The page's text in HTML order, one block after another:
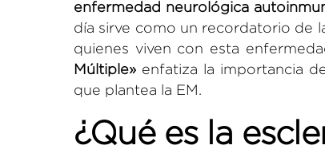
enfermedad neurológica
día sirve como un recordatorio de
quienes viven con esta
Múltiple» enfatiza la importancia
que plantea la EM.
¿Qué es la